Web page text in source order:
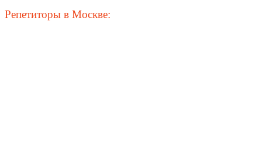
Репетиторы в Москве: